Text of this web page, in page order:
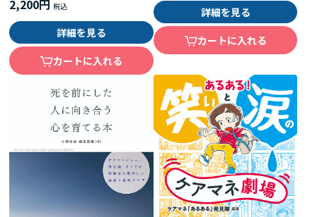
2,200円
詳細を見る
カートに入れる
詳細を見る
カートに入れる